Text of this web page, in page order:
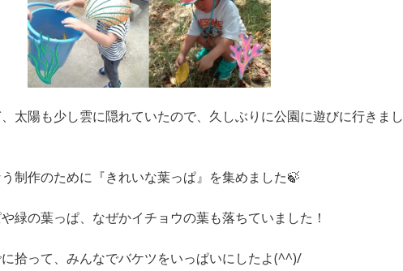
太陽も少し雲に隠れていたので、久しぶりに公園に遊びに行きまし
制作のために『きれいな葉っぱ』を集めました🍃
緑の葉っぱ、なぜかイチョウの葉も落ちていました！
拾って、みんなでバケツをいっぱいにしたよ(^^)/